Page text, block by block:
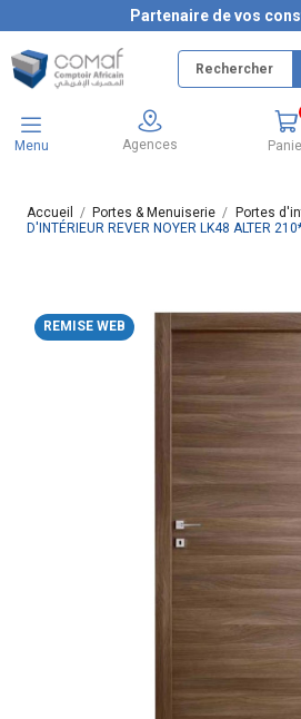
Partenaire de vos
Menu Agences
Accueil Portes & Menuiserie Portes
D'INTÉRIEUR REVER NOYER LK48 ALTER
REMISE WEB